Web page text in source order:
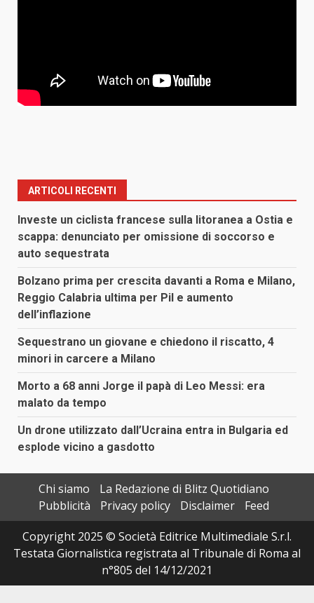
ARTICOLI RECENTI
Investe un ciclista francese sulla litoranea a Ostia e
scappa: denunciato per omissione di soccorso e
auto sequestrata
Bolzano prima per crescita davanti a Roma e Milano,
Reggio Calabria ultima per Pil e aumento
dell’inflazione
Sequestrano un giovane e chiedono il riscatto, 4
minori in carcere a Milano
Morto a 68 anni Jorge il papà di Leo Messi: era
malato da tempo
Un drone utilizzato dall’Ucraina entra in Bulgaria ed
esplode vicino a gasdotto
Chi siamo
La Redazione di Blitz Quotidiano
Pubblicità
Privacy policy Disclaimer
Feed
Copyright 2025 © Società Editrice Multimediale S.r.l.
Testata Giornalistica registrata al Tribunale di Roma al
n°805 del 14/12/2021